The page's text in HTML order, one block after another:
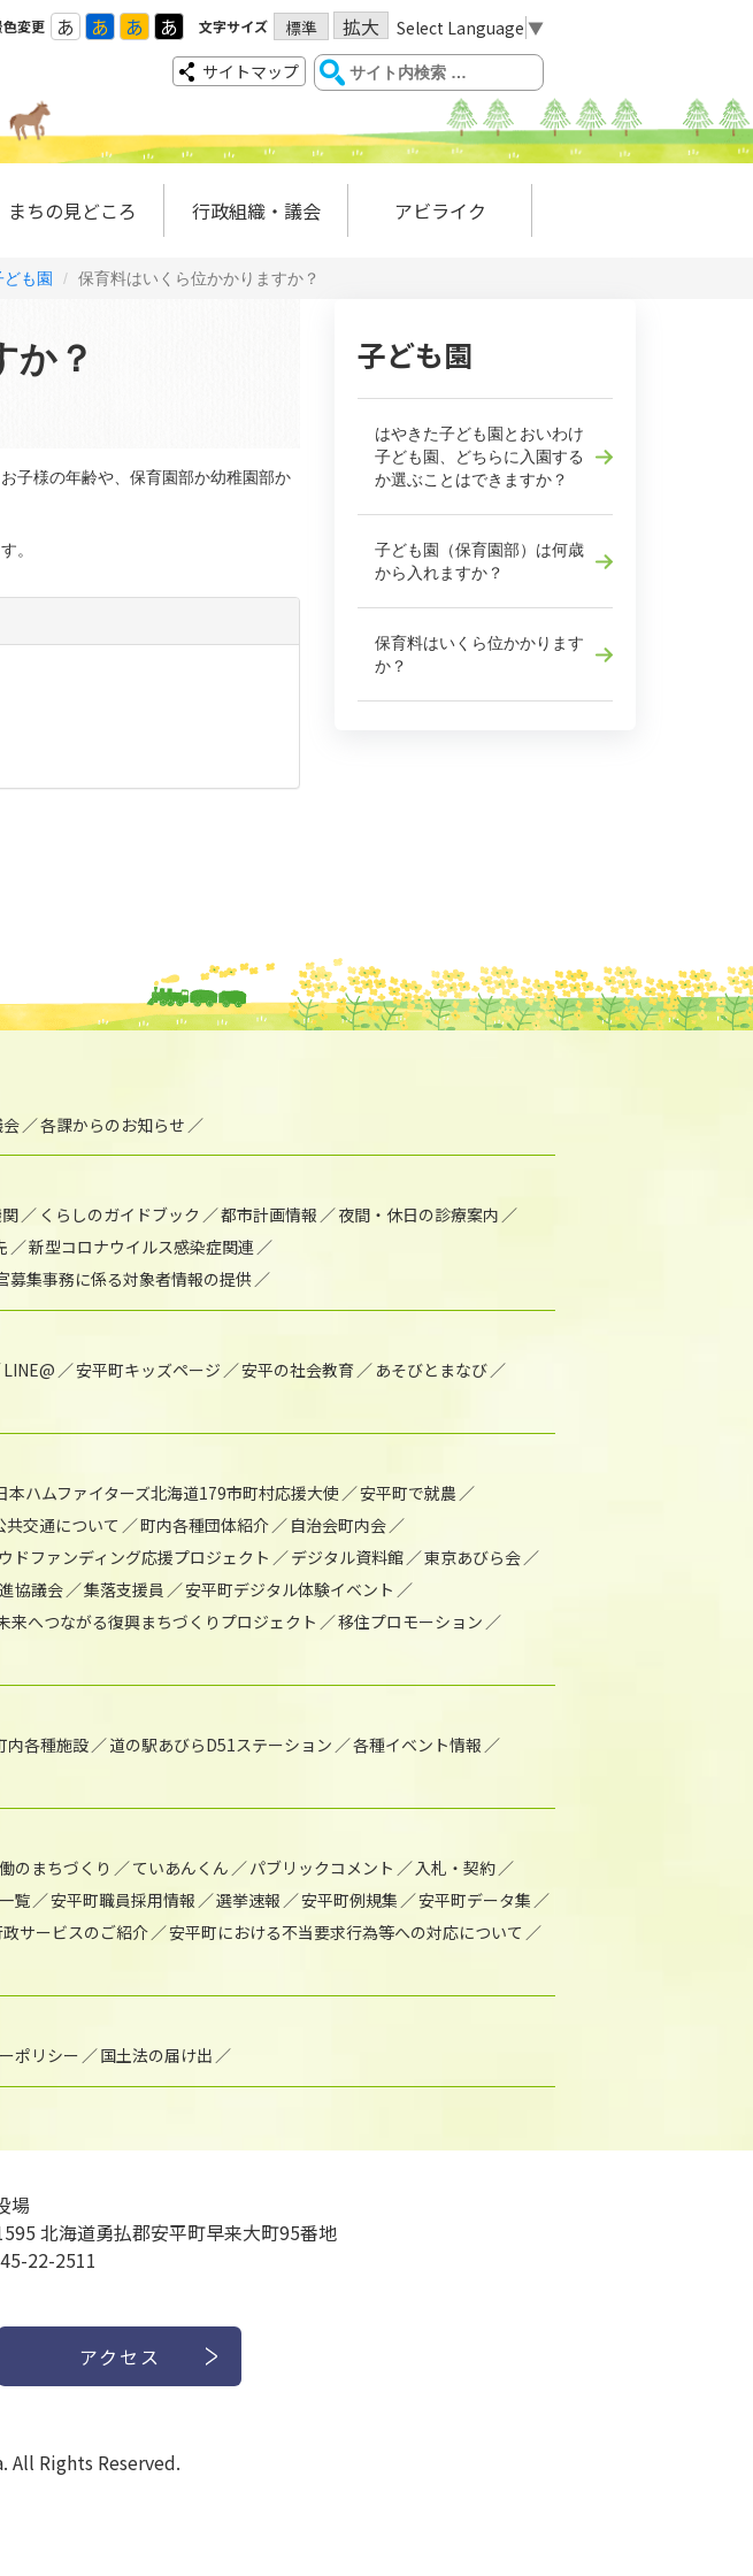
色変更 あ あ あ あ 文字サイズ 標準 拡大 Select Language ▼
サイトマップ
まちの見どころ 行政組織・議会 アビライク
ども園 保育料はいくら位かかりますか？
か？
子様の年齢や、保育園部か幼稚園部か
。
子ども園
はやきた子ども園とおいわけ
子ども園、どちらに入園する
か選ぶことはできますか？
子ども園（保育園部）は何歳
から入れますか？
保育料はいくら位かかります
か？
各課からのお知らせ
くらしのガイドブック 都市計画情報
夜間・休日の診療案内
新型コロナウイルス感染症関連
募集事務に係る対象者情報の提供
LINE@ 安平町キッズページ 安平の社会教育
あそびとまなび
本ハムファイターズ北海道179市町村応援大使
安平町で就農
共交通について 町内各種団体紹介
自治会町内会
ドファンディング応援プロジェクト デジタル資料館
東京あびら会
協議会 集落支援員
安平町デジタル体験イベント
来へつながる復興まちづくりプロジェクト
移住プロモーション
内各種施設 道の駅あびらD51ステーション
各種イベント情報
のまちづくり ていあんくん パブリックコメント
入札・契約
覧 安平町職員採用情報 選挙速報 安平町例規集
安平町データ集
サービスのご紹介
安平町における不当要求行為等への対応について
ポリシー 国土法の届け出
場
北海道勇払郡安平町早来大町95番地
22-2511
アクセス
All Rights Reserved.